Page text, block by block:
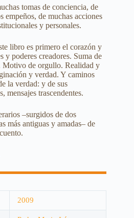
tomas de conciencia, de
empeños, de muchas acciones
y personales.
libro es primero el corazón y
y poderes creadores. Suma de
Motivo de orgullo. Realidad y
y verdad. Y caminos
la verdad: y de sus
mensajes trascendentes.
–surgidos de dos
más antiguas y amadas– de
2009